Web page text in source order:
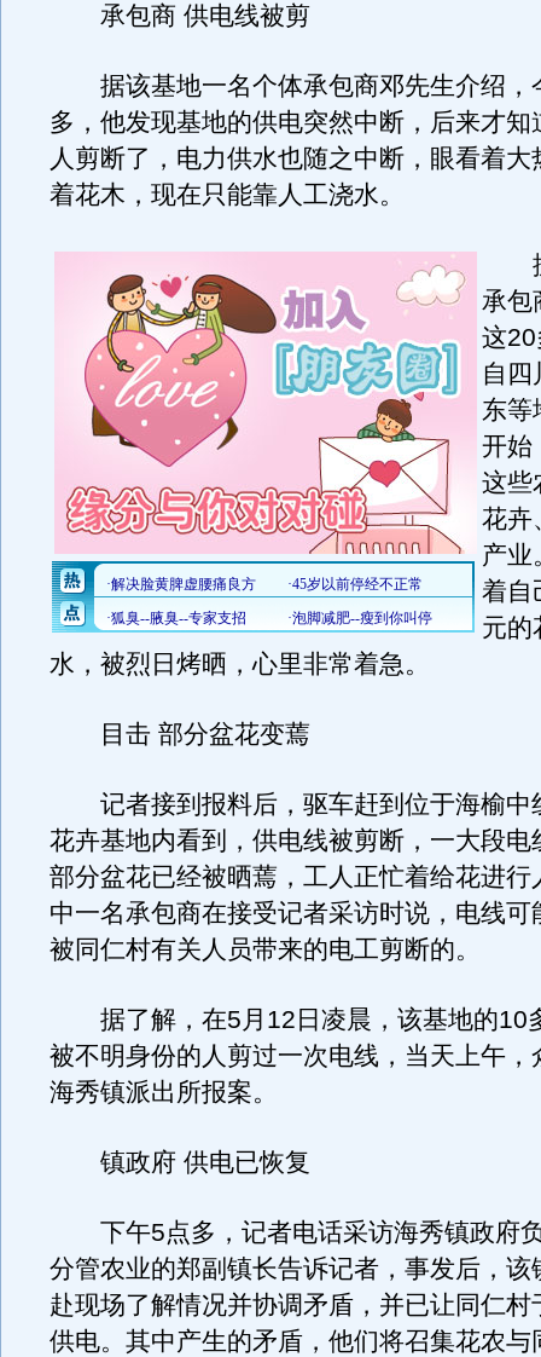
承包商 供电线被剪
据该基地一名个体承包商邓先生介绍，
多，他发现基地的供电突然中断，后来才知
人剪断了，电力供水也随之中断，眼看着大
着花木，现在只能靠人工浇水。
据
承包
这
自四
东等
开始
这些
花卉
产业
着自
元的
水，被烈日烤晒，心里非常着急。
目击 部分盆花变蔫
记者接到报料后，驱车赶到位于海榆中
花卉基地内看到，供电线被剪断，一大段电
部分盆花已经被晒蔫，工人正忙着给花进行
中一名承包商在接受记者采访时说，电线可
被同仁村有关人员带来的电工剪断的。
据了解，在5月12日凌晨，该基地的10
被不明身份的人剪过一次电线，当天上午，
海秀镇派出所报案。
镇政府 供电已恢复
下午5点多，记者电话采访海秀镇政府
分管农业的郑副镇长告诉记者，事发后，该
赴现场了解情况并协调矛盾，并已让同仁村
供电。其中产生的矛盾，他们将召集花农与